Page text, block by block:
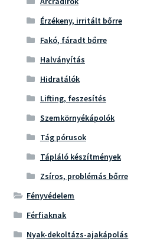
Érzékeny, irritált bőrre
Fakó, fáradt bőrre
Halványítás
Hidratálók
Lifting, feszesítés
Szemkörnyékápolók
Tág pórusok
Tápláló készítmények
Zsíros, problémás bőrre
Fényvédelem
Férfiaknak
Nyak-dekoltázs-ajakápolás